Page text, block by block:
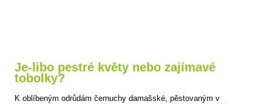
Je-libo pestré květy nebo zajímavé
tobolky?
K oblíbeným odrůdám černuchy damašské, pěstovaným v